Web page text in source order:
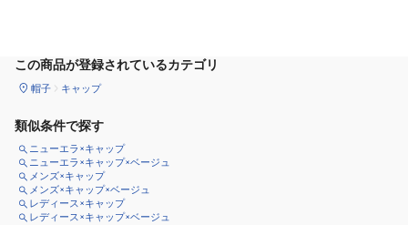
この商品が登録されているカテゴリ
帽子 キャップ
類似条件で探す
ニューエラ×キャップ
ニューエラ×キャップ×ベージュ
メンズ×キャップ
メンズ×キャップ×ベージュ
レディース×キャップ
レディース×キャップ×ベージュ